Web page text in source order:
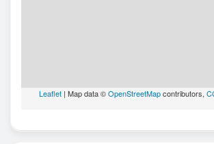
Leaflet | Map data ©OpenStreetMapcontributors,